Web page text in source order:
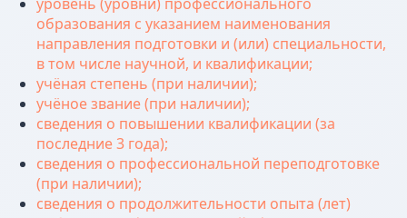
образования с указанием наименования
направления подготовки и (или) специальности,
в том числе научной, и квалификации;
учёная степень (при наличии);
учёное звание (при наличии);
сведения о повышении квалификации (за
последние 3 года);
сведения о профессиональной переподготовке
(при наличии);
сведения о продолжительности опыта (лет)